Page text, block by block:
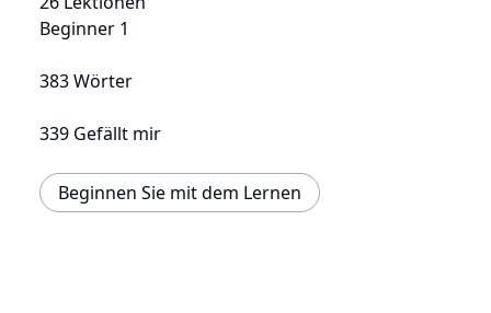
Beginner 1
383 Wörter
339 Gefällt mir
Beginnen Sie mit dem Lernen